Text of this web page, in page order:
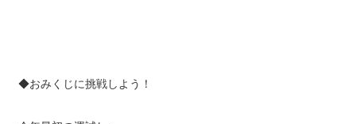
◆おみくじに挑戦しよう！